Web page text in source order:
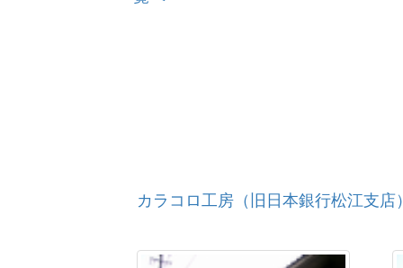
カラコロ工房（旧日本銀行松江支店